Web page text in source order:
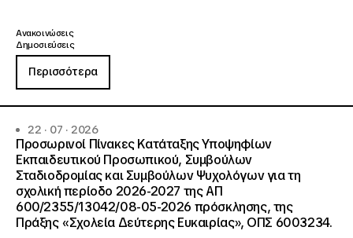
Ανακοινώσεις
Δημοσιεύσεις
Περισσότερα
22 · 07 · 2026
Προσωρινοί Πίνακες Κατάταξης Υποψηφίων
Εκπαιδευτικού Προσωπικού, Συμβούλων
Σταδιοδρομίας και Συμβούλων Ψυχολόγων για τη
σχολική περίοδο 2026-2027 της ΑΠ
600/2355/13042/08-05-2026 πρόσκλησης, της
Πράξης «Σχολεία Δεύτερης Ευκαιρίας», ΟΠΣ 6003234.